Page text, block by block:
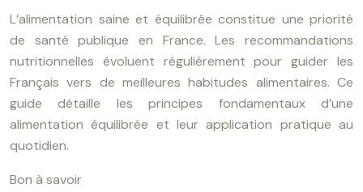
L’alimentation saine et équilibrée constitue une priorité
de santé publique en France. Les recommandations
nutritionnelles évoluent régulièrement pour guider les
Français vers de meilleures habitudes alimentaires. Ce
guide détaille les principes fondamentaux d’une
alimentation équilibrée et leur application pratique au
quotidien.
Bon à savoir